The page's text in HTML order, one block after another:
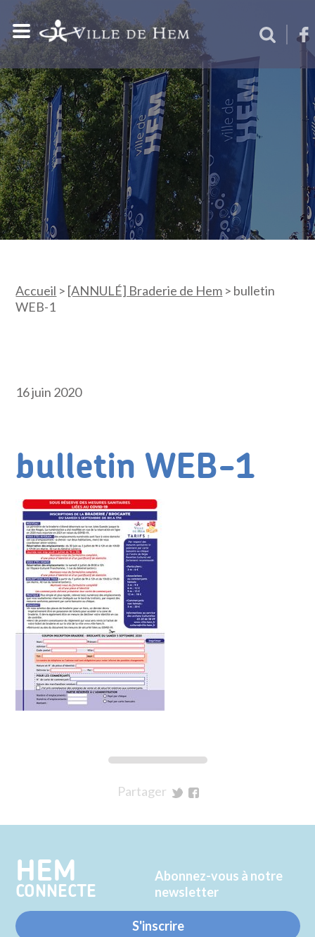
Accueil > [ANNULÉ] Braderie de Hem > bulletin
WEB-1
16 juin 2020
bulletin WEB-1
Partager
Twitter
Facebook
HEM
CONNECTE
Abonnez-vous à notre
newsletter
S'inscrire